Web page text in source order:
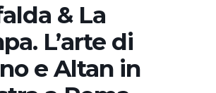
& La
L’arte di
e Altan in